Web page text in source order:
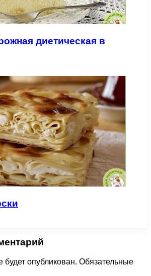
диетическая в
опубликован. Обязательные